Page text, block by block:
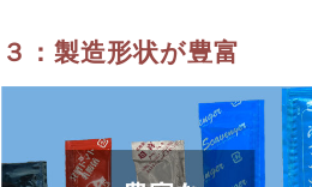
３：製造形状が豊富